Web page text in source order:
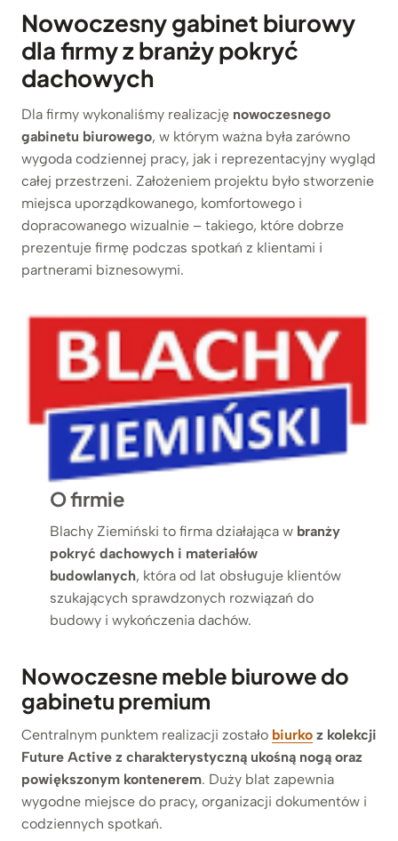
Nowoczesny gabinet biurowy
dla firmy z branży pokryć
dachowych
Dla firmy wykonaliśmy realizację nowoczesnego
gabinetu biurowego, w którym ważna była zarówno
wygoda codziennej pracy, jak i reprezentacyjny wygląd
całej przestrzeni. Założeniem projektu było stworzenie
miejsca uporządkowanego, komfortowego i
dopracowanego wizualnie – takiego, które dobrze
prezentuje firmę podczas spotkań z klientami i
partnerami biznesowymi.
O firmie
Blachy Ziemiński to firma działająca w branży
pokryć dachowych i materiałów
budowlanych, która od lat obsługuje klientów
szukających sprawdzonych rozwiązań do
budowy i wykończenia dachów.
Nowoczesne meble biurowe do
gabinetu premium
Centralnym punktem realizacji zostało biurko z kolekcji
Future Active z charakterystyczną ukośną nogą oraz
powiększonym kontenerem. Duży blat zapewnia
wygodne miejsce do pracy, organizacji dokumentów i
codziennych spotkań.